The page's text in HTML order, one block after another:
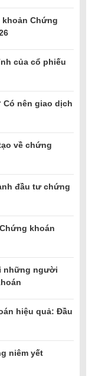
Chứng
của cổ phiếu
Có nên giao dịch
về chứng
đầu tư chứng
khoán
những người
hiệu quả: Đầu
niêm yết